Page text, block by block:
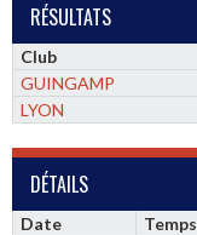
RÉSULTATS
Club
GUINGAMP
LYON
DÉTAILS
Date Temps